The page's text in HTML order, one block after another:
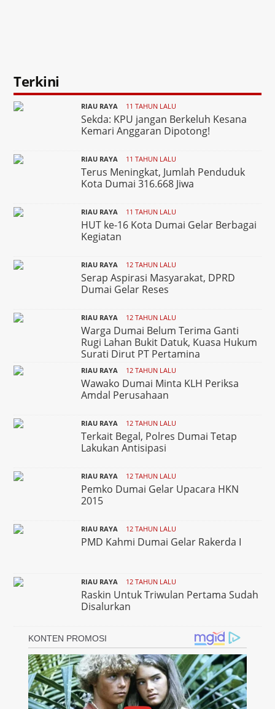
Terkini
RIAU RAYA 11 TAHUN LALU
Sekda: KPU jangan Berkeluh Kesana
Kemari Anggaran Dipotong!
RIAU RAYA 11 TAHUN LALU
Terus Meningkat, Jumlah Penduduk
Kota Dumai 316.668 Jiwa
RIAU RAYA 11 TAHUN LALU
HUT ke-16 Kota Dumai Gelar Berbagai
Kegiatan
RIAU RAYA 12 TAHUN LALU
Serap Aspirasi Masyarakat, DPRD
Dumai Gelar Reses
RIAU RAYA 12 TAHUN LALU
Warga Dumai Belum Terima Ganti
Rugi Lahan Bukit Datuk, Kuasa Hukum
Surati Dirut PT Pertamina
RIAU RAYA 12 TAHUN LALU
Wawako Dumai Minta KLH Periksa
Amdal Perusahaan
RIAU RAYA 12 TAHUN LALU
Terkait Begal, Polres Dumai Tetap
Lakukan Antisipasi
RIAU RAYA 12 TAHUN LALU
Pemko Dumai Gelar Upacara HKN
2015
RIAU RAYA 12 TAHUN LALU
PMD Kahmi Dumai Gelar Rakerda I
RIAU RAYA 12 TAHUN LALU
Raskin Untuk Triwulan Pertama Sudah
Disalurkan